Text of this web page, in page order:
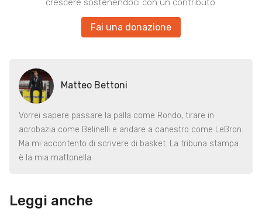
crescere sostenendoci con un contributo.
Fai una donazione
Matteo Bettoni
Vorrei sapere passare la palla come Rondo, tirare in
acrobazia come Belinelli e andare a canestro come LeBron.
Ma mi accontento di scrivere di basket. La tribuna stampa
è la mia mattonella.
Leggi anche